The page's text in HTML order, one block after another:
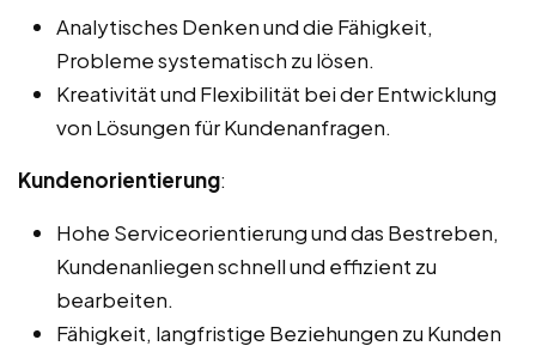
Analytisches Denken und die Fähigkeit,
Probleme systematisch zu lösen.
Kreativität und Flexibilität bei der Entwicklung
von Lösungen für Kundenanfragen.
Kundenorientierung:
Hohe Serviceorientierung und das Bestreben,
Kundenanliegen schnell und effizient zu
bearbeiten.
Fähigkeit, langfristige Beziehungen zu Kunden